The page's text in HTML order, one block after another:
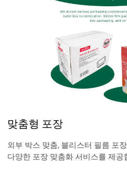
맞춤형 포장
외부 박스 맞춤, 블리스터 필름 포
다양한 포장 맞춤화 서비스를 제공